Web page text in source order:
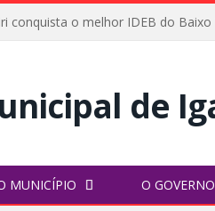
MUNICÍPIO O GOVERNO